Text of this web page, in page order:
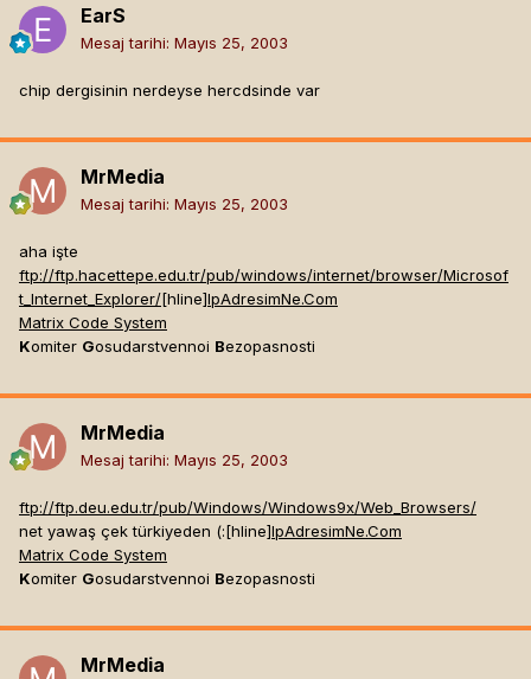
EarS
Mesaj tarihi: Mayıs 25, 2003
chip dergisinin nerdeyse hercdsinde var
MrMedia
Mesaj tarihi: Mayıs 25, 2003
aha işte
ftp://ftp.hacettepe.edu.tr/pub/windows/internet/browser/Microsof
t_Internet_Explorer/[hline]IpAdresimNe.Com
Matrix Code System
Komiter Gosudarstvennoi Bezopasnosti
MrMedia
Mesaj tarihi: Mayıs 25, 2003
ftp://ftp.deu.edu.tr/pub/Windows/Windows9x/Web_Browsers/
net yawaş çek türkiyeden (:[hline]IpAdresimNe.Com
Matrix Code System
Komiter Gosudarstvennoi Bezopasnosti
MrMedia